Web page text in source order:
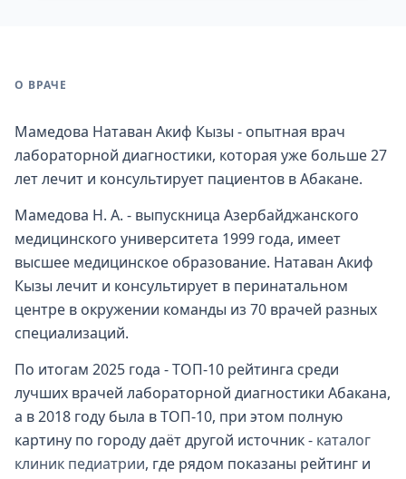
О ВРАЧЕ
Мамедова Натаван Акиф Кызы - опытная врач
лабораторной диагностики, которая уже больше 27
лет лечит и консультирует пациентов в Абакане.
Мамедова Н. А. - выпускница Азербайджанского
медицинского университета 1999 года, имеет
высшее медицинское образование. Натаван Акиф
Кызы лечит и консультирует в перинатальном
центре в окружении команды из 70 врачей разных
специализаций.
По итогам 2025 года - ТОП-10 рейтинга среди
лучших врачей лабораторной диагностики Абакана,
а в 2018 году была в ТОП-10, при этом полную
картину по городу даёт другой источник - каталог
клиник педиатрии, где рядом показаны рейтинг и